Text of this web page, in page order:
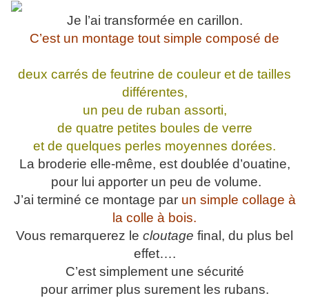
Je l’ai transformée en carillon.
C’est un montage tout simple composé de
deux carrés de feutrine de couleur et de tailles
différentes,
un peu de ruban assorti,
de quatre petites boules de verre
et de quelques perles moyennes dorées.
La broderie elle-même, est doublée d’ouatine,
pour lui apporter un peu de volume.
J’ai terminé ce montage par un simple collage à
la colle à bois.
Vous remarquerez le cloutage final, du plus bel
effet….
C’est simplement une sécurité
pour arrimer plus surement les rubans.